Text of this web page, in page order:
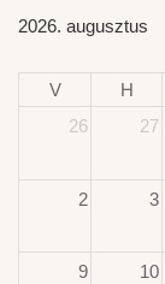
2026. augusztus
V H
26
27
2 3
9 10